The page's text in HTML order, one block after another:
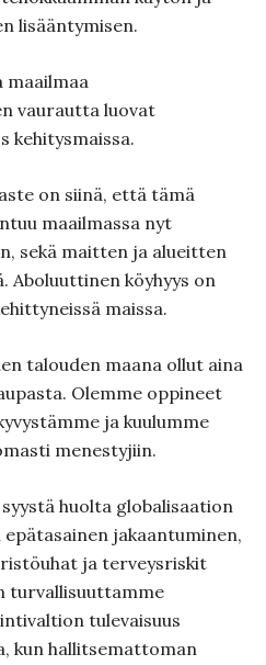
lisääntymisen.
maailmaa
vaurautta luovat
kehitysmaissa.
on siinä, että tämä
maailmassa nyt
sekä maitten ja alueitten
Aboluuttinen köyhyys on
maissa.
talouden maana ollut aina
Olemme oppineet
ja kuulumme
menestyjiin.
huolta globalisaation
jakaantuminen,
ja terveysriskit
turvallisuuttamme
tulevaisuus
kun hallitsemattoman